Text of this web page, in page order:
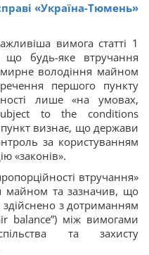
«Україна-Тюмень»
вимога статті 1
будь-яке втручання
володіння майном
першого пункту
лише «на умовах,
to the conditions
визнає, що держави
за користуванням
«законів».
втручання»
майном та зазначив, що
з дотриманням
balance”) між вимогами
та захисту